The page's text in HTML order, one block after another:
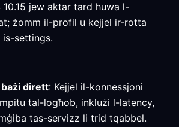
10.15 jew aktar tard huwa l-
żomm il-profil u kejjel ir-rotta
settings.
dirett: Kejjel il-konnessjoni
tal-logħob, inklużi l-latency,
tas-servizz li trid tqabbel.